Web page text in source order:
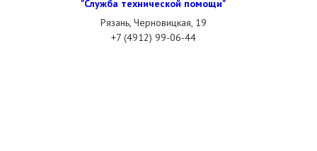
"Служба технической помощи"
Рязань, Черновицкая, 19
+7 (4912) 99-06-44